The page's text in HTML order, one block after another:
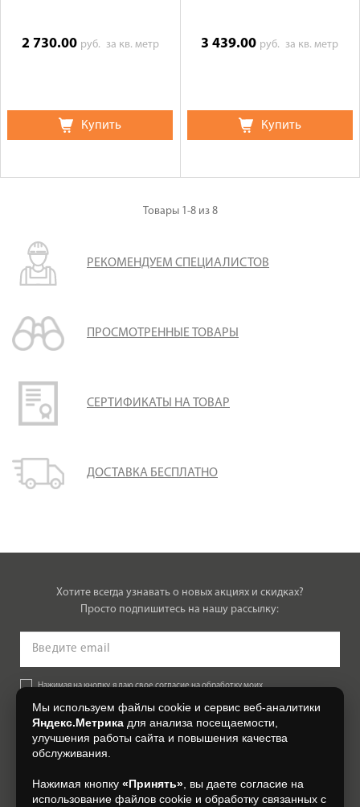
2 730.00 руб. за кв. метр
Купить
3 439.00 руб.за кв. метр
Купить
Товары 1-8из 8
РЕКОМЕНДУЕМ СПЕЦИАЛИСТОВ
ПРОСМОТРЕННЫЕ ТОВАРЫ
СЕРТИФИКАТЫ НА ТОВАР
ДОСТАВКА БЕСПЛАТНО
Хотите всегда узнавать о новых акциях и скидках?
Просто подпишитесь на нашу рассылку:
Нажимая на кнопку, я даю свое согласие на обработку моих
Согласии на обработку персональных данных.
+7 (4812) 548-777
Мы используем файлы cookie и сервис веб-аналитики
Яндекс.Метрика для анализа посещаемости,
улучшения работы сайта и повышения качества
обслуживания.
Нажимая кнопку «Принять» , вы даете согласие на
использование файлов cookie и обработку связанных с